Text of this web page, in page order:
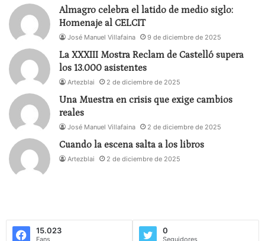
Almagro celebra el latido de medio siglo:
Homenaje al CELCIT
José Manuel Villafaina 9 de diciembre de 2025
La XXXIII Mostra Reclam de Castelló supera
los 13.000 asistentes
Artezblai 2 de diciembre de 2025
Una Muestra en crisis que exige cambios
reales
José Manuel Villafaina 2 de diciembre de 2025
Cuando la escena salta a los libros
Artezblai 2 de diciembre de 2025
15.023 0